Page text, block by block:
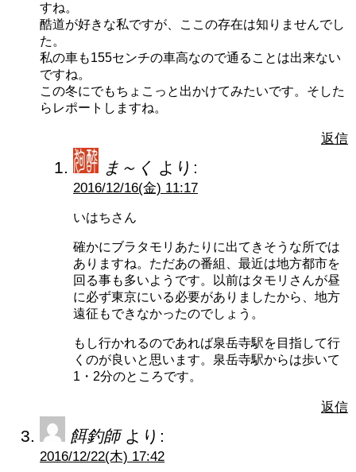
すね。
酷道が好きな私ですが、ここの存在は知りませんでし
た。
私の車も155センチの車高なので通ることは出来ない
ですね。
この冬にでもちょこっと出かけてみたいです。そした
らレポートしますね。
返信
ま～く より:
2016/12/16(金) 11:17
いはちさん
確かにブラタモリあたりに出てきそうな所では
ありますね。ただあの番組、最近は地方都市を
回る事も多いようです。以前はタモリさんが昼
に必ず東京にいる必要がありましたから、地方
遠征もできなかったのでしょう。
もし行かれるのであれば泉岳寺駅を目指して行
くのが良いと思います。泉岳寺駅からは歩いて
1・2分のところです。
返信
餌釣師 より:
2016/12/22(木) 17:42